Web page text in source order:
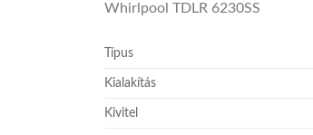
Whirlpool TDLR 6230SS
Típus
Kialakítás
Kivitel